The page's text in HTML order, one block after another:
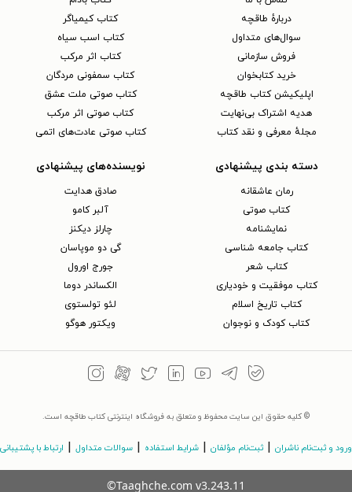
دربارهٔ طاقچه
سوال‌های متداول
فروش سازمانی
خرید کتابخوان
اپلیکیشن کتاب طاقچه
هدیه اشتراک بی‌نهایت
مجلهٔ معرفی و نقد کتاب
کتاب کیمیاگر
کتاب اسب سیاه
کتاب اثر مرکب
کتاب سمفونی مردگان
کتاب صوتی ملت عشق
کتاب صوتی اثر مرکب
کتاب صوتی عادت‌های اتمی
دسته بندی پیشنهادی
رمان عاشقانه
کتاب‌ صوتی
نمایشنامه
کتاب جامعه شناسی
کتاب شعر
کتاب موفقیت و خودیاری
کتاب تاریخ اسلام
کتاب کودک و نوجوان
نویسنده‌های پیشنهادی
صادق هدایت
آلبر کامو
چارلز دیکنز
گی دو موپاسان
جورج اورول
الکساندر دوما
لئو تولستوی
ویکتور هوگو
© کلیه حقوق این سایت محفوظ و متعلق به فروشگاه اینترنتی کتاب طاقچه است.
ورود و ثبت‌نام ناشران ثبت‌نام مؤلفان شرایط استفاده سوالات متداول ارتباط با پشتیبانی
©Taaghche.com v3.243.11